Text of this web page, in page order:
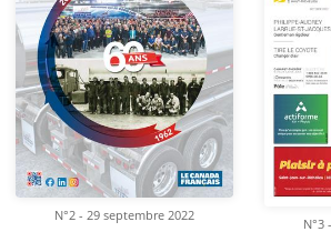
N°2 - 29 septembre 2022
N°3